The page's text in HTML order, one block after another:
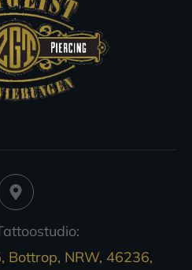
Bottrop, NRW, 46236,